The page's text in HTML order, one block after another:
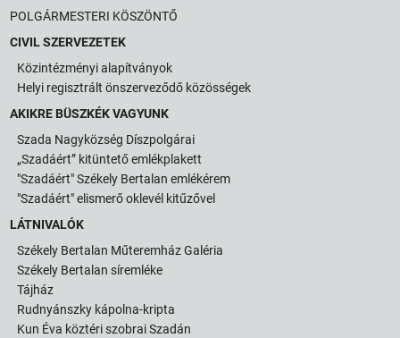
POLGÁRMESTERI KÖSZÖNTŐ
CIVIL SZERVEZETEK
Közintézményi alapítványok
Helyi regisztrált önszerveződő közösségek
AKIKRE BÜSZKÉK VAGYUNK
Szada Nagyközség Díszpolgárai
„Szadáért” kitüntető emlékplakett
"Szadáért" Székely Bertalan emlékérem
"Szadáért" elismerő oklevél kitűzővel
LÁTNIVALÓK
Székely Bertalan Műteremház Galéria
Székely Bertalan síremléke
Tájház
Rudnyánszky kápolna-kripta
Kun Éva köztéri szobrai Szadán